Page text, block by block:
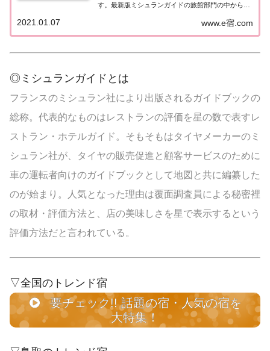
す。最新版ミシュランガイドの旅館部門の中から最
とめてみました♪ いずれも人気ランキングなどで常
に上位を賑わす有名旅館。各旅館の情報と口コミ評
www.e宿.com
2021.01.07
◎ミシュランガイドとは
フランスのミシュラン社により出版されるガイドブックの
総称。代表的なものはレストランの評価を星の数で表すレ
ストラン・ホテルガイド。そもそもはタイヤメーカーのミ
シュラン社が、タイヤの販売促進と顧客サービスのために
車の運転者向けのガイドブックとして地図と共に編纂した
のが始まり。人気となった理由は覆面調査員による秘密裡
の取材・評価方法と、店の美味しさを星で表示するという
評価方法だと言われている。
▽全国のトレンド宿
要チェック!! 話題の宿・人気の宿を
大特集！